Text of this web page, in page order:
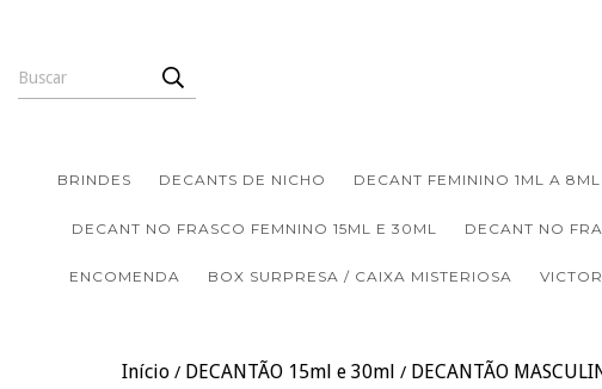
BRINDES DECANTS DE NICHO DECANT FEMININO 1ML A 8ML
DECANT NO FRASCO FEMNINO 15ML E 30ML DECANT NO
ENCOMENDA BOX SURPRESA / CAIXA MISTERIOSA
Início / DECANTÃO 15ml e 30ml / DECANTÃO